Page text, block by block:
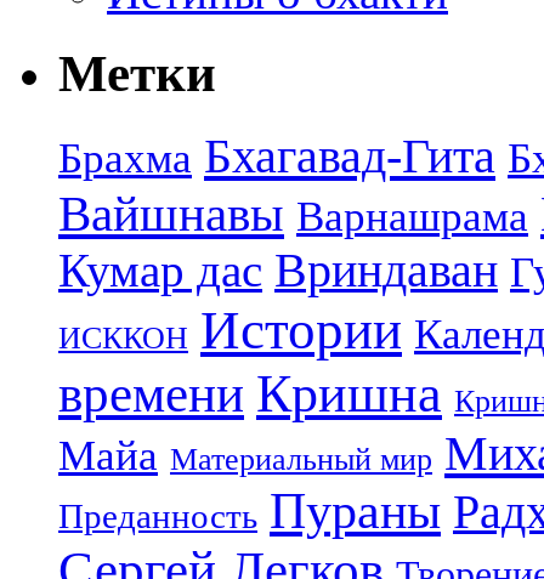
Метки
Брахма Бхагавад-Гита
Вайшнавы Варнашрама
Кумар дас Вриндаван
ИСККОН Истории
времени Кришна
Майа Материальный мир
Преданность Пураны